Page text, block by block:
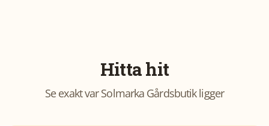
Hitta hit
Se exakt varSolmarka Gårdsbutikligger